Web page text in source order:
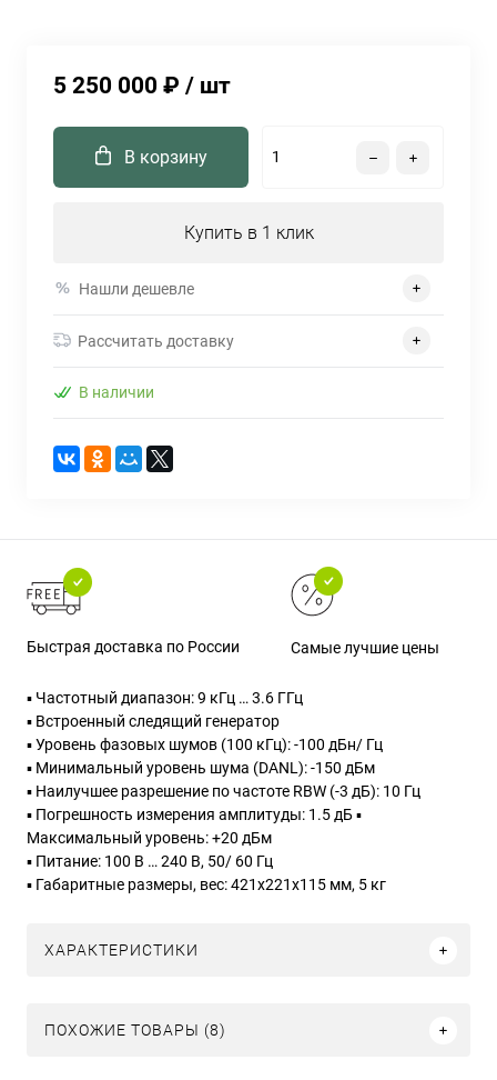
5 250 000 ₽ / шт
В корзину
Купить в 1 клик
Нашли дешевле
Рассчитать доставку
В наличии
Быстрая доставка по России Самые лучшие цены
▪ Частотный диапазон: 9 кГц … 3.6 ГГц
▪ Встроенный следящий генератор
▪ Уровень фазовых шумов (100 кГц): -100 дБн/ Гц
▪ Минимальный уровень шума (DANL): -150 дБм
▪ Наилучшее разрешение по частоте RBW (-3 дБ): 10 Гц
▪ Погрешность измерения амплитуды: 1.5 дБ▪
Максимальный уровень: +20 дБм
▪ Питание: 100 В … 240 В, 50/ 60 Гц
▪ Габаритные размеры, вес: 421х221х115 мм, 5 кг
ХАРАКТЕРИСТИКИ
ПОХОЖИЕ ТОВАРЫ (8)